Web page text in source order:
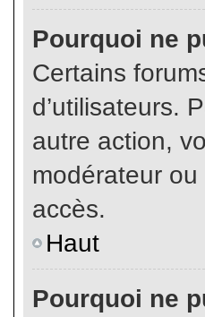
Pourquoi ne
Certains
d’utilisateurs.
autre action,
modérateur
accès.
Haut
Pourquoi ne